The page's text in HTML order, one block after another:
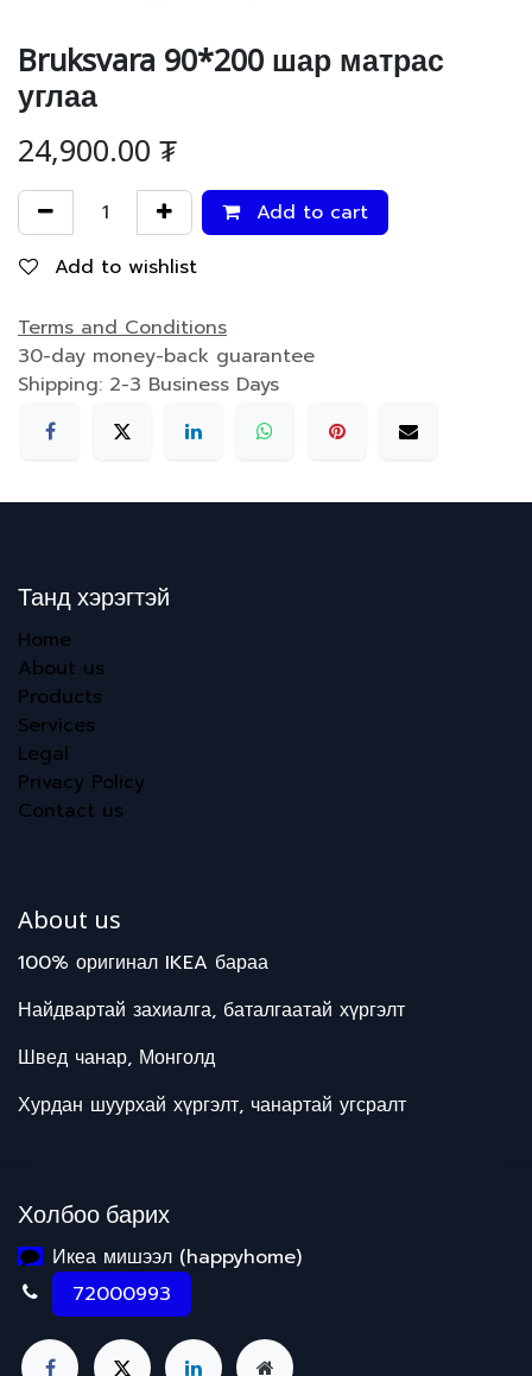
Bruksvara 90*200 шар матрас
углаа
24,900.00₮
Add to cart
Add to wishlist
Terms and Conditions
30-day money-back guarantee
Shipping: 2-3 Business Days
Танд хэрэгтэй
Home
About us
Products
Services
Legal
Privacy Policy
Contact us
About us
100% оригинал IKEA бараа
Найдвартай захиалга, баталгаатай хүргэлт
Швед чанар, Монголд
Хурдан шуурхай хүргэлт, чанартай угсралт
Холбоо барих
Икеа мишээл (happyhome)
72000993